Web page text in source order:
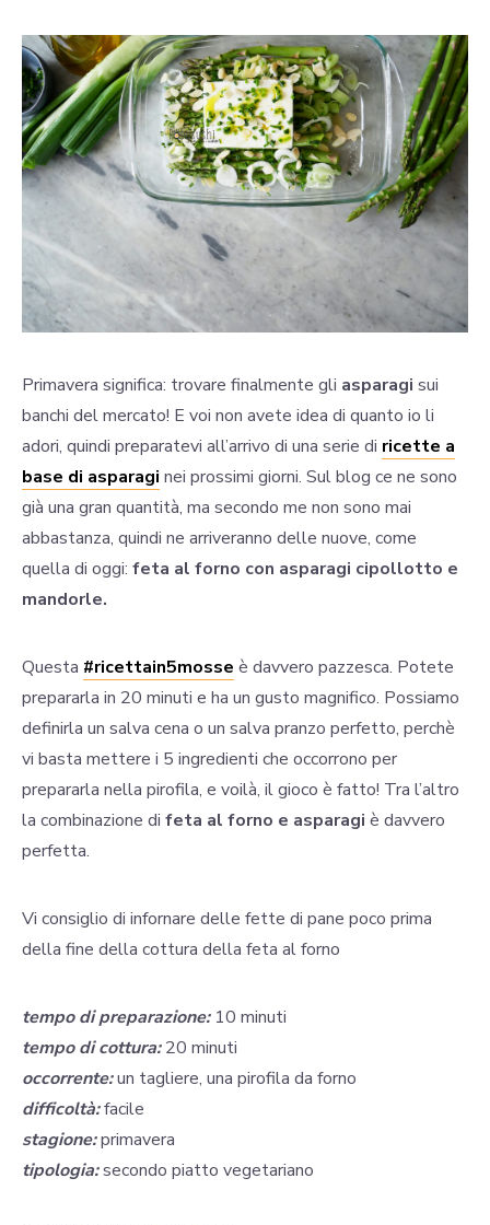
Primavera significa: trovare finalmente gli asparagi sui
banchi del mercato! E voi non avete idea di quanto io li
adori, quindi preparatevi all’arrivo di una serie di ricette a
base di asparagi nei prossimi giorni. Sul blog ce ne sono
già una gran quantità, ma secondo me non sono mai
abbastanza, quindi ne arriveranno delle nuove, come
quella di oggi: feta al forno con asparagi cipollotto e
mandorle.
Questa #ricettain5mosse è davvero pazzesca. Potete
prepararla in 20 minuti e ha un gusto magnifico. Possiamo
definirla un salva cena o un salva pranzo perfetto, perchè
vi basta mettere i 5 ingredienti che occorrono per
prepararla nella pirofila, e voilà, il gioco è fatto! Tra l’altro
la combinazione di feta al forno e asparagi è davvero
perfetta.
Vi consiglio di infornare delle fette di pane poco prima
della fine della cottura della feta al forno
tempo di preparazione: 10 minuti
tempo di cottura: 20 minuti
occorrente:un tagliere, una pirofila da forno
difficoltà:facile
stagione:primavera
tipologia:secondo piatto vegetariano